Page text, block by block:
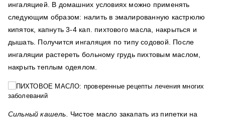
ингаляцией. В домашних условиях можно применять
следующим образом: налить в эмалированную кастрюлю
кипяток, капнуть 3-4 кап. пихтового масла, накрыться и
дышать. Получится ингаляция по типу содовой. После
ингаляции растереть больному грудь пихтовым маслом,
накрыть теплым одеялом.
Сильный кашель. Чистое масло закапать из пипетки на